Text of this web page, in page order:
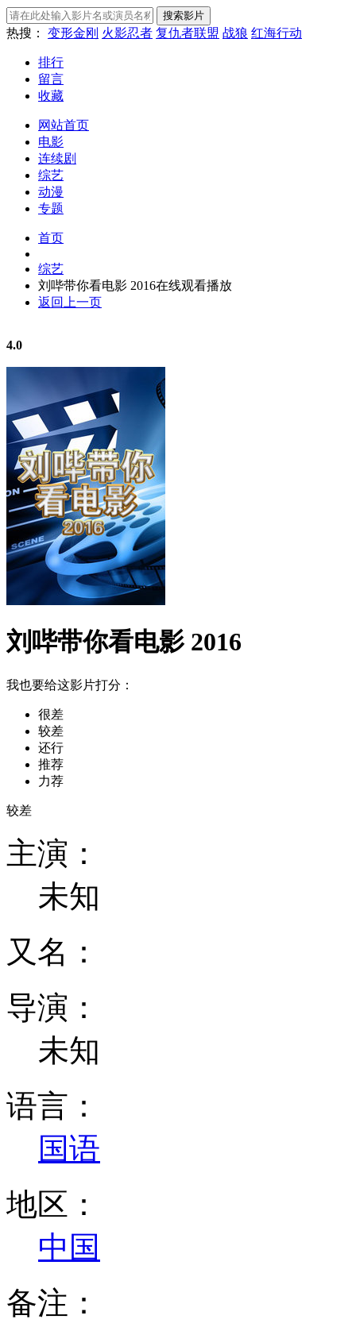
热搜： 变形金刚 火影忍者 复仇者联盟 战狼 红海行动
排行
留言
收藏
网站首页
电影
连续剧
综艺
动漫
专题
首页
综艺
刘哔带你看电影 2016在线观看播放
返回上一页
4.0
刘哔带你看电影 2016
我也要给这影片打分：
很差
较差
还行
推荐
力荐
较差
主演：
未知
又名：
导演：
未知
语言：
国语
地区：
中国
备注：